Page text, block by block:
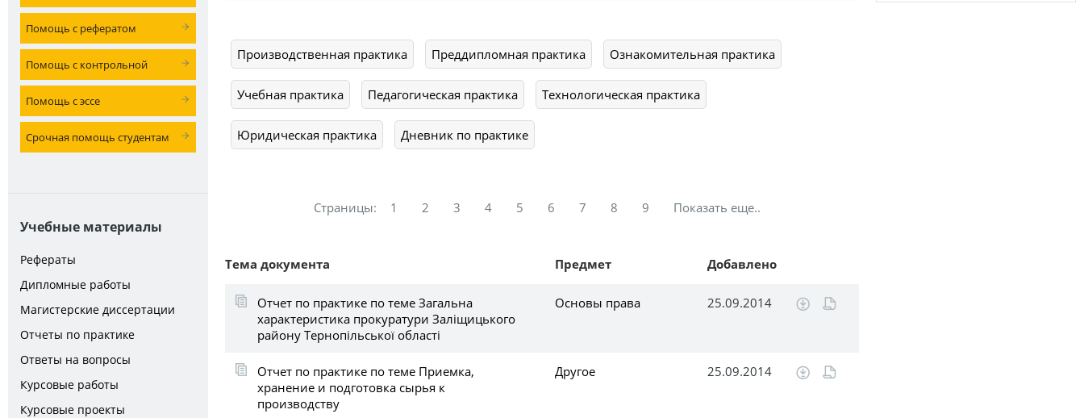
Помощь с рефератом
Помощь с контрольной
Помощь с эссе
Срочная помощь студентам
Учебные материалы
Рефераты
Дипломные работы
Магистерские диссертации
Отчеты по практике
Ответы на вопросы
Курсовые работы
Курсовые проекты
Производственная практика Преддипломная практика Ознакомительная практика
Учебная практика Педагогическая практика Технологическая практика
Юридическая практика Дневник по практике
Страницы: 1 2 3 4 5 6 7 8 9 Показать еще..
Тема документа Предмет Добавлено
Отчет по практике по теме Загальна
характеристика прокуратури Заліщицького
району Тернопільської області
Основы права 25.09.2014
Отчет по практике по теме Приемка,
хранение и подготовка сырья к
производству
Другое 25.09.2014